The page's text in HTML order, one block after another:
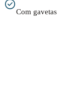
Com gavetas